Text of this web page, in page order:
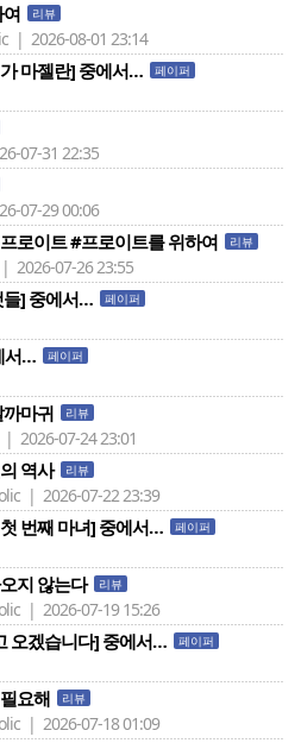
리뷰
| 2026-08-01 23:14
마젤란] 중에서… 페이퍼
07-31 22:35
07-29 00:06
로이트 #프로이트를 위하여 리뷰
2026-07-26 23:55
들] 중에서… 페이퍼
서… 페이퍼
마귀 리뷰
2026-07-24 23:01
역사 리뷰
| 2026-07-22 23:39
번째 마녀] 중에서… 페이퍼
지 않는다 리뷰
| 2026-07-19 15:26
오겠습니다] 중에서… 페이퍼
요해 리뷰
| 2026-07-18 01:09